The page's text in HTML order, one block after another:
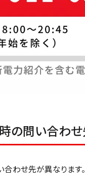
の問い合わせ
わせ先が異なります